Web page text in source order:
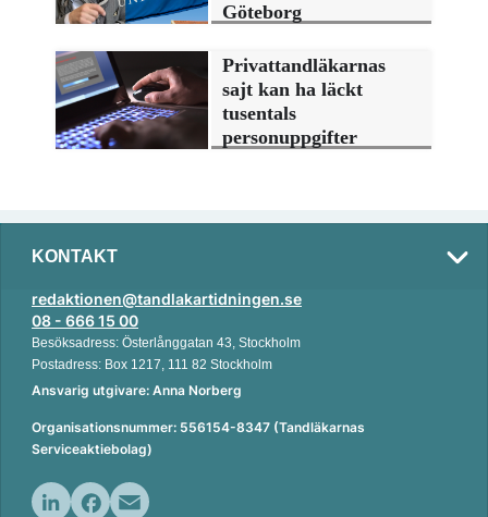
Göteborg
Privattandläkarnas
sajt kan ha läckt
tusentals
personuppgifter
KONTAKT
redaktionen@tandlakartidningen.se
08 - 666 15 00
Besöksadress: Österlånggatan 43, Stockholm
Postadress: Box 1217, 111 82 Stockholm
Ansvarig utgivare: Anna Norberg
Organisationsnummer: 556154-8347 (Tandläkarnas
Serviceaktiebolag)